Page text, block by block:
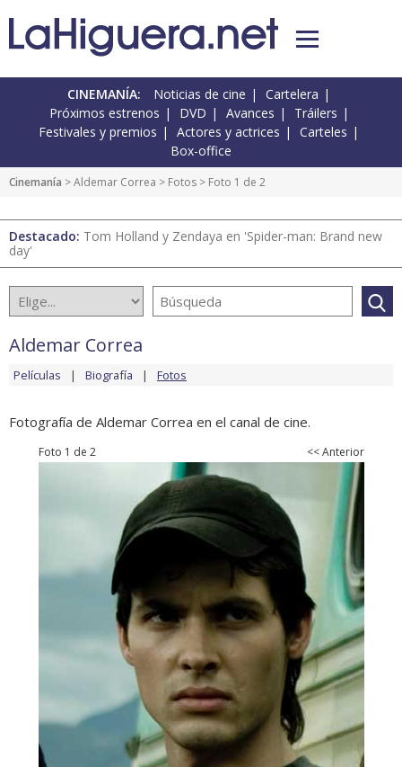
CINEMANÍA: Noticias de cine
Cartelera
Próximos estrenos
DVD Avances
Tráilers
Festivales y premios
Actores y actrices
Carteles
Box-office
Cinemanía >Aldemar Correa > Fotos > Foto 1 de 2
Destacado: Tom Holland y Zendaya en 'Spider-man: Brand new
day'
Aldemar Correa
Películas Biografía Fotos
Fotografía de Aldemar Correa en el canal de cine.
Foto 1 de 2 << Anterior